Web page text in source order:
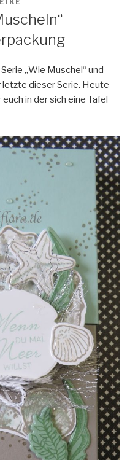
„Wie Muschel“ und
dieser Serie. Heute
in der sich eine Tafel